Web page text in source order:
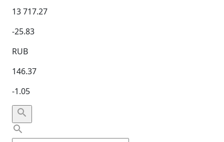
13 717.27
-25.83
RUB
146.37
-1.05